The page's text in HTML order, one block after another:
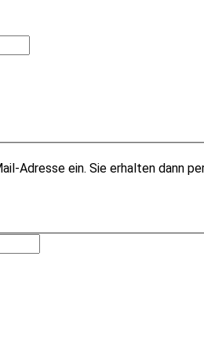
Adresse ein. Sie erhalten dann